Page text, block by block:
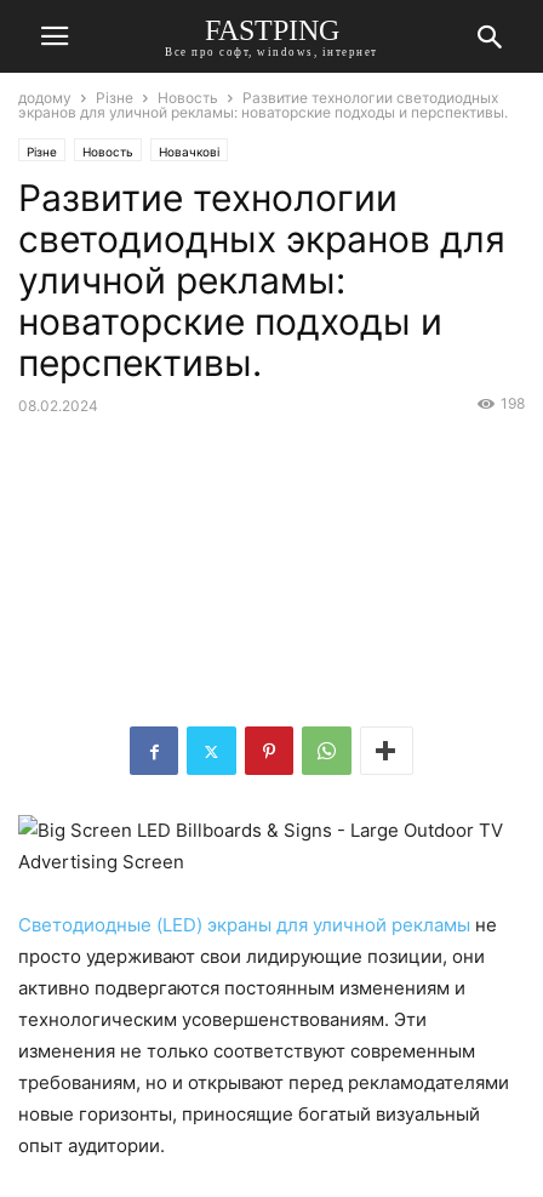
FASTPING
Все про софт, windows, інтернет
додому Різне Новость
Развитие технологии светодиодных
экранов для уличной рекламы: новаторские подходы и перспективы.
Різне Новость Новачкові
Развитие технологии
светодиодных экранов для
уличной рекламы:
новаторские подходы и
перспективы.
08.02.2024 198
Светодиодные (LED) экраны для уличной рекламы не
просто удерживают свои лидирующие позиции, они
активно подвергаются постоянным изменениям и
технологическим усовершенствованиям. Эти
изменения не только соответствуют современным
требованиям, но и открывают перед рекламодателями
новые горизонты, приносящие богатый визуальный
опыт аудитории.